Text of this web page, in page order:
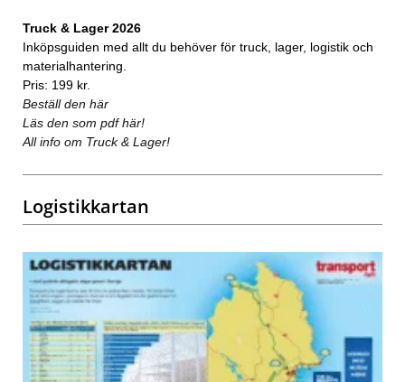
Truck & Lager 2026
Inköpsguiden med allt du behöver för truck, lager, logistik och
materialhantering.
Pris: 199 kr.
Beställ den här
Läs den som pdf här!
All info om Truck & Lager!
Logistikkartan